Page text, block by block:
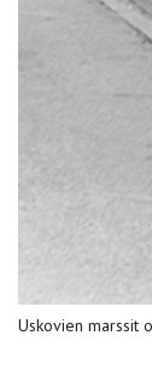
Uskovien marssit